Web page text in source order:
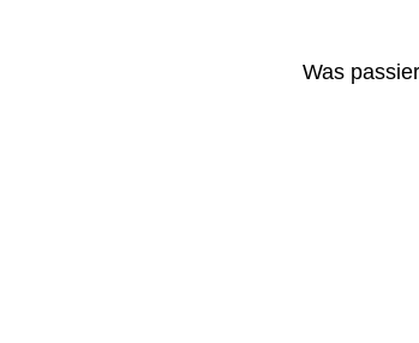
Was